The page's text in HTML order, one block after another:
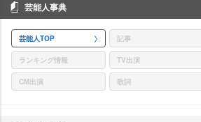
芸能人事典
芸能人TOP 記事
ランキング情報 TV出演
CM出演 歌詞